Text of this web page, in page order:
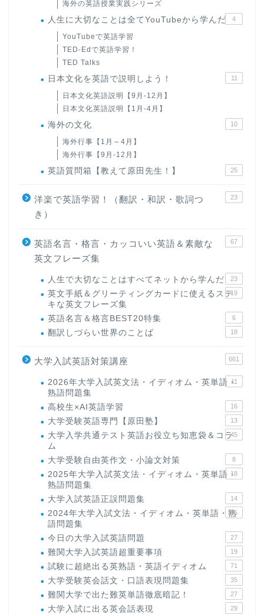
海外の英語授業実践シリーズ
人生に大切なことは全てYouTubeから学んだ 4
YouTubeで英語学習
TED-Edで英語学習！
TED Talks
日本文化を英語で説明しよう！ 11
日本文化英語説明【9月-12月】
日本文化英語説明【1月-4月】
海外の文化 10
海外行事【1月～4月】
海外行事【9月-12月】
英語質問箱【教えて原田先生！】 25
洋楽で英語学習！（翻訳・和訳・歌詞つ
き）
23
英語名言・格言・カッコいい英語＆素敵な
英文フレーズ集
67
人生で大切なことはすべてネットから学んだ 23
英文手紙＆グリーティングカードに使えるステ
キな英文フレーズ集
19
英語名言＆格言BEST20特集 6
翻訳しづらい世界のことば 18
大学入試英語対策講座 661
2026年大学入試英文法・イディオム・英単語・
熟語問題集
11
高校生×AI英語学習 16
大学受験英語専門【原田塾】 13
大学入学共通テスト英語お役立ち知恵袋＆コラ
ム
45
大学受験自由英作文・小論文対策 8
2025年大学入試英文法・イディオム・英単語・
熟語問題集
18
大学入試英語正誤問題集 14
2024年大学入試文法・イディオム・英単語・熟
語問題集
15
今日の大学入試英語問題 27
難関大学入試英語超重要事項 19
試験に超絶出る英熟語・英語イディオム 71
大学受験英会話文・口語表現問題集 35
難関大学で出た難英単語徹底暗記！ 27
大学入試に出る英会話表現 29